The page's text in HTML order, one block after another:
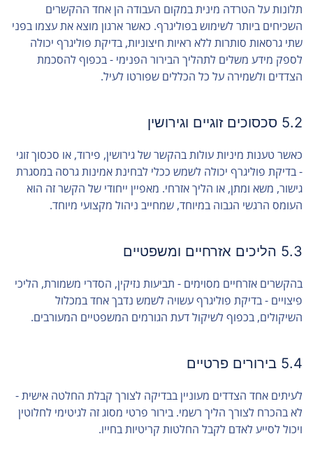
תלונות על הטרדה מינית במקום העבודה הן אחד ההקשרים
השכיחים ביותר לשימוש בפוליגרף. כאשר ארגון מוצא את עצמו בפני
שתי גרסאות סותרות ללא ראיות חיצוניות, בדיקת פוליגרף יכולה
לספק מידע משלים לתהליך הבירור הפנימי - בכפוף להסכמת
הצדדים ולשמירה על כל הכללים שפורטו לעיל.
5.2 סכסוכים זוגיים וגירושין
כאשר טענות מיניות עולות בהקשר של גירושין, פירוד, או סכסוך זוגי
- בדיקת פוליגרף יכולה לשמש ככלי לבחינת אמינות גרסה במסגרת
גישור, משא ומתן, או הליך אזרחי. מאפיין ייחודי של הקשר זה הוא
העומס הרגשי הגבוה במיוחד, שמחייב ניהול מקצועי מיוחד.
5.3 הליכים אזרחיים ומשפטיים
בהקשרים אזרחיים מסוימים - תביעות נזיקין, הסדרי משמורת, הליכי
פיצויים - בדיקת פוליגרף עשויה לשמש נדבך אחד במכלול
השיקולים, בכפוף לשיקול דעת הגורמים המשפטיים המעורבים.
5.4 בירורים פרטיים
לעיתים אחד הצדדים מעוניין בבדיקה לצורך קבלת החלטה אישית -
לא בהכרח לצורך הליך רשמי. בירור פרטי מסוג זה לגיטימי לחלוטין
ויכול לסייע לאדם לקבל החלטות קריטיות בחייו.